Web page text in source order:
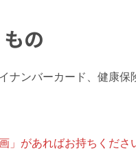
の
ンバーカード、健康保
があればお持ちくだ